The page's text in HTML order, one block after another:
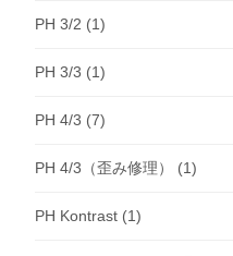
PH 3/2 (1)
PH 3/3 (1)
PH 4/3 (7)
PH 4/3（歪み修理） (1)
PH Kontrast (1)